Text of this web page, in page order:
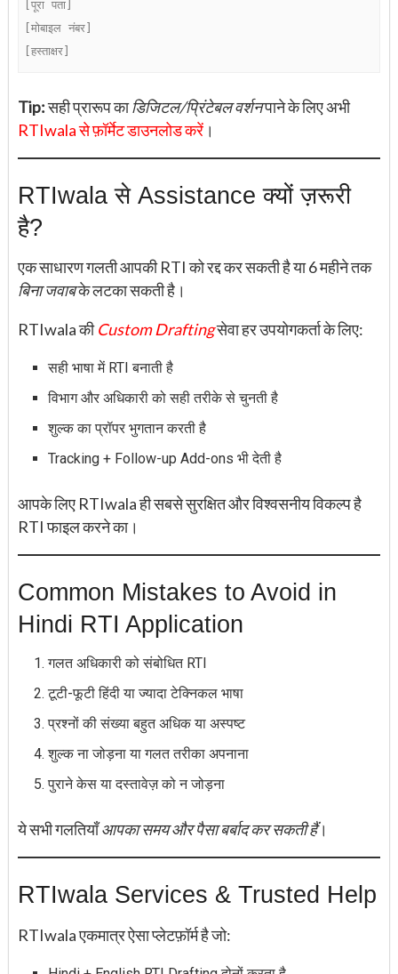
[पूरा पता]
[मोबाइल नंबर]
Tip:सही प्रारूप काडिजिटल/प्रिंटेबल वर्शनपाने के लिए अभी
RTIwala से फ़ॉर्मेट डाउनलोड करें ।
RTIwala से Assistance क्यों ज़रूरी
है?
एक साधारण गलती आपकी RTI को रद्द कर सकती है या 6 महीने तक
बिना जवाबके लटका सकती है।
RTIwala कीCustom Draftingसेवा हर उपयोगकर्ता के लिए:
सही भाषा में RTI बनाती है
विभाग और अधिकारी को सही तरीके से चुनती है
शुल्क का प्रॉपर भुगतान करती है
Tracking + Follow-up Add-ons भी देती है
आपके लिए RTIwala ही सबसे सुरक्षित और विश्वसनीय विकल्प है
RTI फाइल करने का।
Common Mistakes to Avoid in
Hindi RTI Application
गलत अधिकारी को संबोधित RTI
टूटी-फूटी हिंदी या ज्यादा टेक्निकल भाषा
प्रश्नों की संख्या बहुत अधिक या अस्पष्ट
शुल्क ना जोड़ना या गलत तरीका अपनाना
पुराने केस या दस्तावेज़ को न जोड़ना
ये सभी गलतियाँआपका समय और पैसा बर्बाद कर सकती हैं।
RTIwala Services & Trusted Help
RTIwala एकमात्र ऐसा प्लेटफ़ॉर्म है जो: